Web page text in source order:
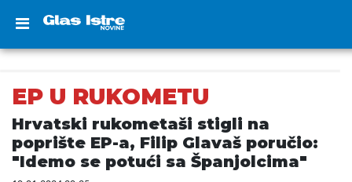
EP U RUKOMETU
Hrvatski rukometaši stigli na
poprište EP-a, Filip Glavaš poručio:
"Idemo se potući sa Španjolcima"